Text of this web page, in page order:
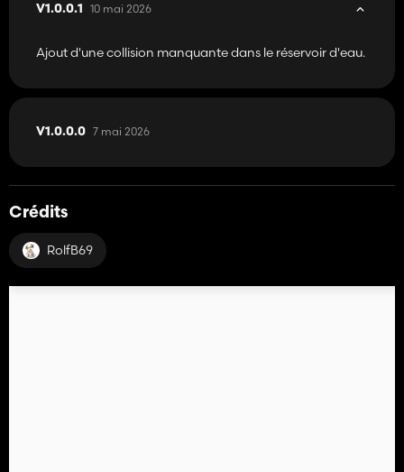
V1.0.0.1 10 mai 2026
Ajout d'une collision manquante dans le réservoir d'eau.
V1.0.0.0 7 mai 2026
Crédits
RolfB69